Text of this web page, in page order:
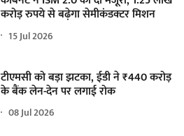
करोड़ रुपये से बढ़ेगा सेमीकंडक्टर मिशन
15 Jul 2026
टीएमसी को बड़ा झटका, ईडी ने ₹440 करोड़
के बैंक लेन-देन पर लगाई रोक
08 Jul 2026